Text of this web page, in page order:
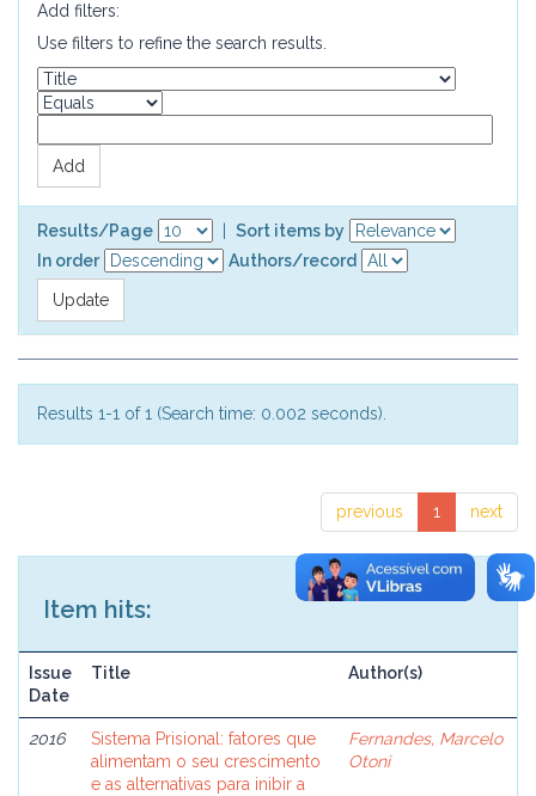
Add filters:
Use filters to refine the search results.
Results/Page
Sort items by
In order
Authors/record
Results 1-1 of 1 (Search time: 0.002 seconds).
previous 1 next
Item hits:
Issue
Date
Title Author(s)
2016
Sistema Prisional: fatores que
alimentam o seu crescimento
e as alternativas para inibir a
Fernandes, Marcelo
Otoni